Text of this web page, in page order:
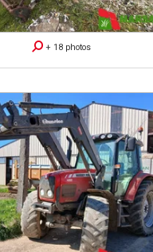
+ 18 photos